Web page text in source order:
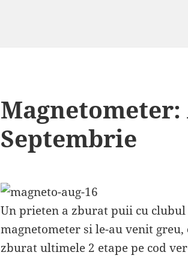
Magnetometer:
Septembrie
Un prieten a zburat puii cu clubul
magnetometer si le-au venit
zburat ultimele 2 etape pe cod